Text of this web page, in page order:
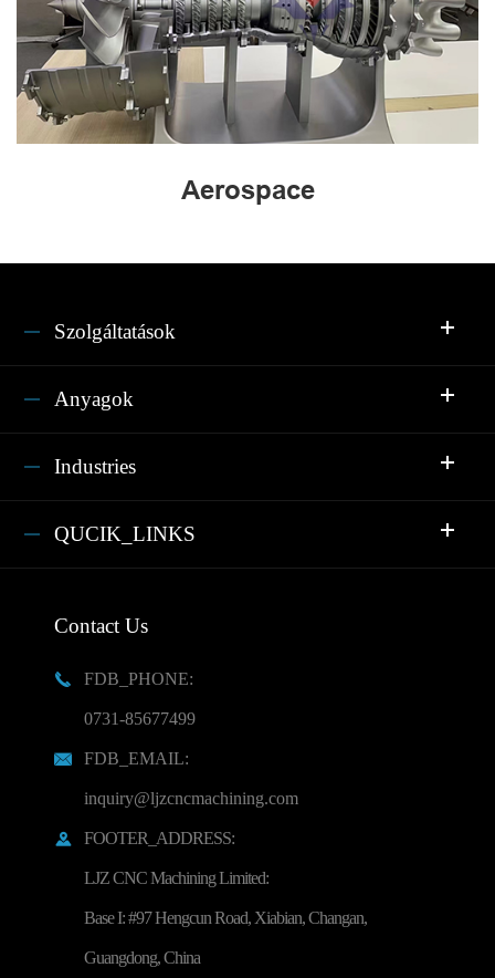
Aerospace
Szolgáltatások
Anyagok
Industries
QUCIK_LINKS
Contact Us

FDB_PHONE:
0731-85677499

FDB_EMAIL:
inquiry@ljzcncmachining.com

FOOTER_ADDRESS:
LJZ CNC Machining Limited:
Base I: #97 Hengcun Road, Xiabian, Changan,
Guangdong, China